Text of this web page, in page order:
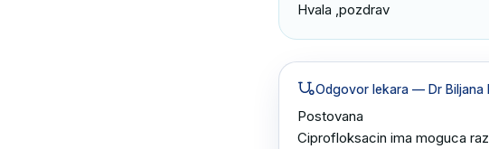
Hvala ,pozdrav
Odgovor lekara — Dr Biljana
Postovana
Ciprofloksacin ima moguca